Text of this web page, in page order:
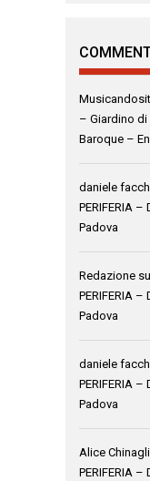
– Giardino di
Baroque –
daniele
PERIFERIA
Padova
Redazione su
PERIFERIA
Padova
daniele
PERIFERIA
Padova
Alice
PERIFERIA